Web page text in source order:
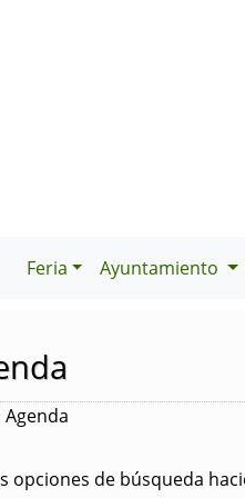
Feria Ayuntamiento
opciones de búsqueda